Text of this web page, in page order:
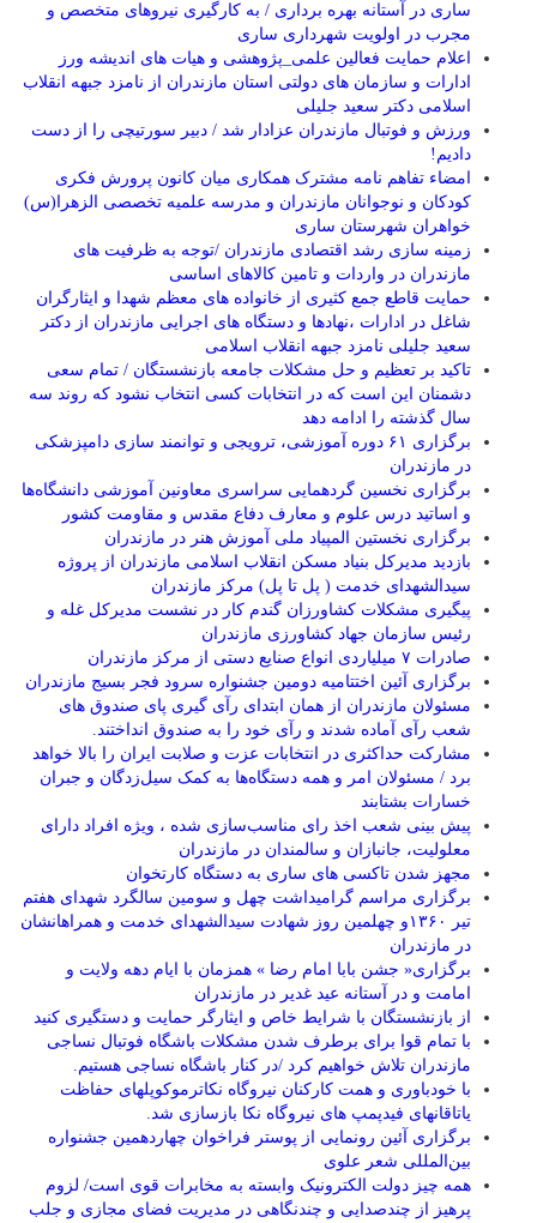
ساری در آستانه بهره برداری / به کارگیری نیروهای متخصص و
مجرب در اولویت شهرداری ساری
اعلام حمایت فعالین علمی_پژوهشی و هیات های اندیشه ورز
ادارات و سازمان های دولتی استان مازندران از نامزد جبهه انقلاب
اسلامی دکتر سعید جلیلی
ورزش و فوتبال مازندران عزادار شد / دبیر سورتیچی را از دست
دادیم!
امضاء تفاهم نامه مشترک همکاری میان کانون پرورش فکری
کودکان و نوجوانان مازندران و مدرسه علمیه تخصصی الزهرا(س)
خواهران شهرستان ساری
زمینه سازی رشد اقتصادی مازندران /توجه به ظرفیت های
مازندران در واردات و تامین کالاهای اساسی
حمایت قاطع جمع کثیری از خانواده های معظم شهدا و ایثارگران
شاغل در ادارات ،نهادها و دستگاه های اجرایی مازندران از دکتر
سعید جلیلی نامزد جبهه انقلاب اسلامی
تاکید بر تعظیم و حل مشکلات جامعه بازنشستگان / تمام سعی
دشمنان این است که در انتخابات کسی انتخاب نشود که روند سه
سال گذشته را ادامه دهد
برگزاری ۶۱ دوره آموزشی، ترویجی و توانمند سازی دامپزشکی
در مازندران
برگزاری نخسین گردهمایی سراسری معاونین آموزشی دانشگاه‌ها
و اساتید درس علوم و معارف دفاع مقدس و مقاومت کشور
برگزاری نخستین المپیاد ملی آموزش هنر در مازندران
بازدید مدیرکل بنیاد مسکن انقلاب اسلامی مازندران از پروژه
سیدالشهدای خدمت ( پل تا پل) مرکز مازندران
پیگیری مشکلات کشاورزان گندم کار در نشست مدیرکل غله و
رئیس سازمان جهاد کشاورزی مازندران
صادرات ۷ میلیاردی انواع صنایع دستی از مرکز مازندران
برگزاری آئین اختتامیه دومین جشنواره سرود فجر بسیج مازندران
مسئولان مازندران از همان ابتدای رآی گیری پای صندوق های
شعب رآی آماده شدند و رآی خود را به صندوق انداختند.
مشارکت حداکثری در انتخابات عزت و صلابت ایران را بالا خواهد
برد / مسئولان امر و همه دستگاه‌ها به کمک سیل‌زدگان و جبران
خسارات بشتابند
پیش بینی شعب اخذ رای مناسب‌سازی شده ، ویژه افراد دارای
معلولیت، جانبازان و سالمندان در مازندران
مجهز شدن تاکسی های ساری به دستگاه کارتخوان
برگزاری مراسم گرامیداشت چهل و سومین سالگرد شهدای هفتم
تیر ۱۳۶۰و چهلمین روز شهادت سیدالشهدای خدمت و همراهانشان
در مازندران
برگزاری« جشن بابا امام رضا » همزمان با ایام دهه ولایت و
امامت و در آستانه عید غدیر در مازندران
از بازنشستگان با شرایط خاص و ایثارگر حمایت و دستگیری کنید
با تمام قوا برای برطرف شدن مشکلات باشگاه فوتبال نساجی
مازندران تلاش خواهیم کرد /در کنار باشگاه نساجی هستیم.
با خودباوری و همت کارکنان نیروگاه نکاترموکوپلهای حفاظت
یاتاقانهای فیدپمپ های نیروگاه نکا بازسازی شد.
برگزاری آئین رونمایی از پوستر فراخوان چهاردهمین جشنواره
بین‌المللی شعر علوی
همه چیز دولت الکترونیک وابسته به مخابرات قوی است/ لزوم
پرهیز از چندصدایی و چندنگاهی در مدیریت فضای مجازی و جلب